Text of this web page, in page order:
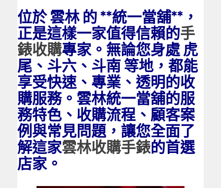
位於 雲林 的 **統一當舖**，
正是這樣一家值得信賴的手
錶收購專家。無論您身處 虎
尾、斗六、斗南 等地，都能
享受快速、專業、透明的收
購服務。雲林統一當舖的服
務特色、收購流程、顧客案
例與常見問題，讓您全面了
解這家雲林收購手錶的首選
店家。